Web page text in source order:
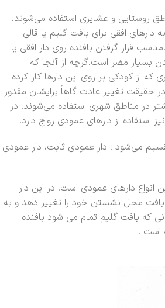
روستایی و عشایری استفاده می‌شوند.
دارهای افقی برای بافت گلیم یا قالی
قرار گرفتن بافنده روی دار افقی یا
بسیار مضر است.گرچه از آنجا که
که از کودکی بر روی این دارها کار کرده
حقیقت تغییر عادت گاهاً برایشان مقدور
در مناطق شهری استفاده می‌شوند. در
استفاده از دارهای عمودی رواج دارد.
می‌شود ؛ دار عمودی ثابت، دار عمودی
انواع دارهای عمودی است. در این دار
بافت محل نشستن خود را تغییر دهد و به
که بافت گلیم تمام می شود بافنده
است .